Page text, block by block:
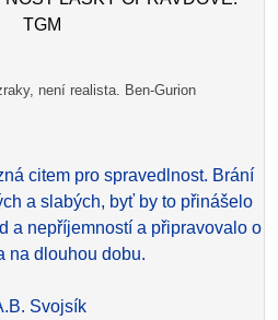
TGM
není realista. Ben-Gurion
citem pro spravedlnost. Brání
a slabých, byť by to přinášelo
a nepříjemností a připravovalo o
na dlouhou dobu.
Svojsík